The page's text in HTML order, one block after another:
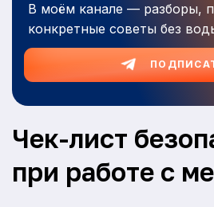
В моём канале — разборы,
конкретные советы без
Чек-лист
при работе с